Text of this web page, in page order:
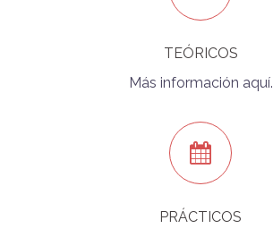
TEÓRICOS
Más información aquí.
PRÁCTICOS